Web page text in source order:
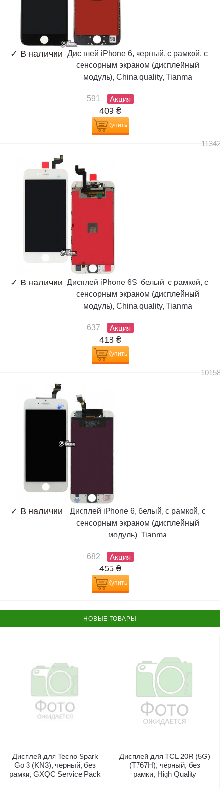
✓ В наличии Дисплей iPhone 6, черный, с рамкой, с
сенсорным экраном (дисплейный
модуль), China quality, Tianma
591 Акция
409 ₴
Купить
✓ В наличии Дисплей iPhone 6S, белый, с рамкой, с
сенсорным экраном (дисплейный
модуль), China quality, Tianma
637 Акция
418 ₴
Купить
✓ В наличии
Дисплей iPhone 6, белый, с рамкой, с
сенсорным экраном (дисплейный
модуль), Tianma
682 Акция
455 ₴
Купить
НОВЫЕ ТОВАРЫ
Дисплей для Tecno Spark
Go 3 (KN3), черный, без
рамки, GXQC Service Pack
Дисплей для TCL 20R (5G)
(T767H), чёрный, без
рамки, High Quality